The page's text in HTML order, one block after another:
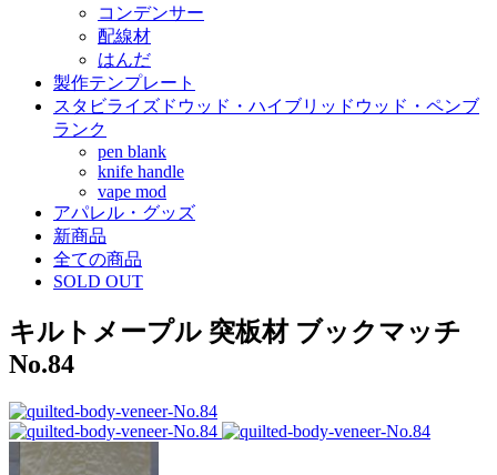
コンデンサー
配線材
はんだ
製作テンプレート
スタビライズドウッド・ハイブリッドウッド・ペンブ
ランク
pen blank
knife handle
vape mod
アパレル・グッズ
新商品
全ての商品
SOLD OUT
キルトメープル 突板材 ブックマッチ
No.84